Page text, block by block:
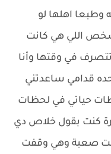
وطبعا اهلها لو
اللي هي كانت
في وقتها وأنا
قدامي ساعدتني
حياتي في لحظات
كنت بقول خلاص دي
صعبة وهي وقفت